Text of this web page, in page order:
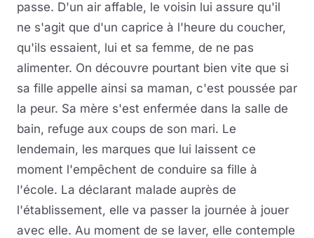
passe. D'un air affable, le voisin lui assure qu'il
ne s'agit que d'un caprice à l'heure du coucher,
qu'ils essaient, lui et sa femme, de ne pas
alimenter. On découvre pourtant bien vite que si
sa fille appelle ainsi sa maman, c'est poussée par
la peur. Sa mère s'est enfermée dans la salle de
bain, refuge aux coups de son mari. Le
lendemain, les marques que lui laissent ce
moment l'empêchent de conduire sa fille à
l'école. La déclarant malade auprès de
l'établissement, elle va passer la journée à jouer
avec elle. Au moment de se laver, elle contemple